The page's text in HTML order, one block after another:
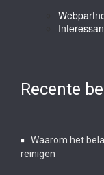
Recente
Waarom het
reinigen